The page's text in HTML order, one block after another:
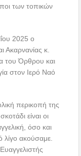
των τοπικών
2025 ο
Ακαρνανίας κ.
του Όρθρου και
στον Ιερό Ναό
περικοπή της
είναι οι
όσο και
ακούσαμε.